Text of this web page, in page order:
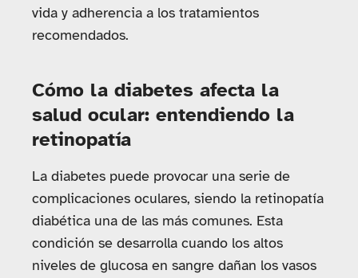
vida y adherencia a los tratamientos
recomendados.
Cómo la diabetes afecta la
salud ocular: entendiendo la
retinopatía
La diabetes puede provocar una serie de
complicaciones oculares, siendo la retinopatía
diabética una de las más comunes. Esta
condición se desarrolla cuando los altos
niveles de glucosa en sangre dañan los vasos